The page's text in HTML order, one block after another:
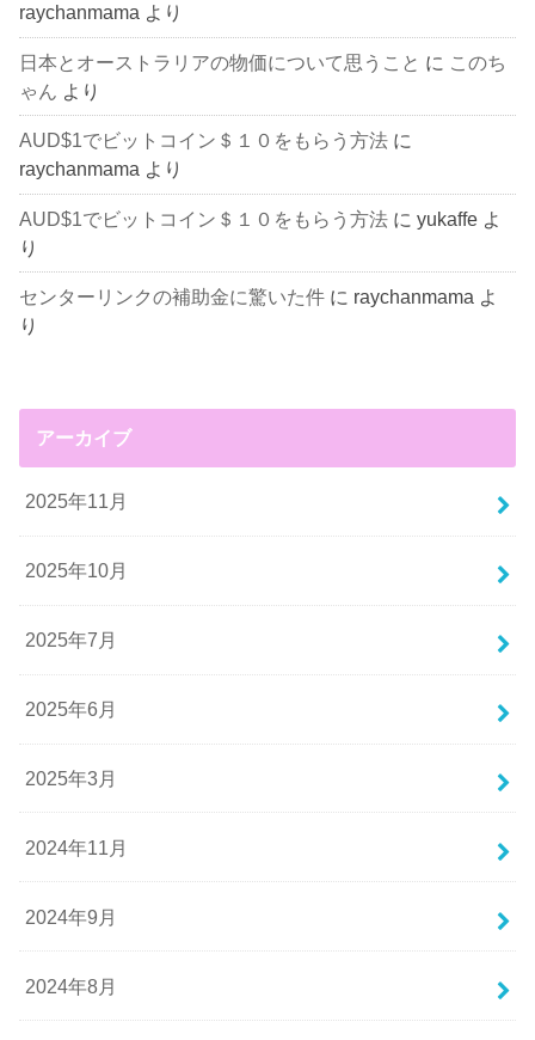
raychanmama より
日本とオーストラリアの物価について思うこと に このち
ゃん より
AUD$1でビットコイン＄１０をもらう方法 に
raychanmama より
AUD$1でビットコイン＄１０をもらう方法 にyukaffe よ
り
センターリンクの補助金に驚いた件 に raychanmama よ
り
アーカイブ
2025年11月
2025年10月
2025年7月
2025年6月
2025年3月
2024年11月
2024年9月
2024年8月